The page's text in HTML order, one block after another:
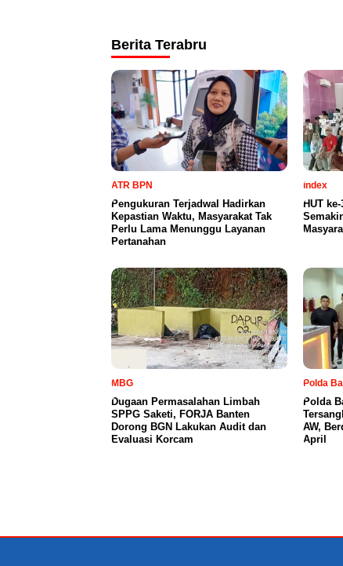
Berita Terabru
ATR BPN
Pengukuran Terjadwal Hadirkan
Kepastian Waktu, Masyarakat Tak
Perlu Lama Menunggu Layanan
Pertanahan
index
HUT
MBG
Dugaan Permasalahan Limbah
SPPG Saketi, FORJA Banten
Dorong BGN Lakukan Audit dan
Evaluasi Korcam
Polda
Polda
AW,
April